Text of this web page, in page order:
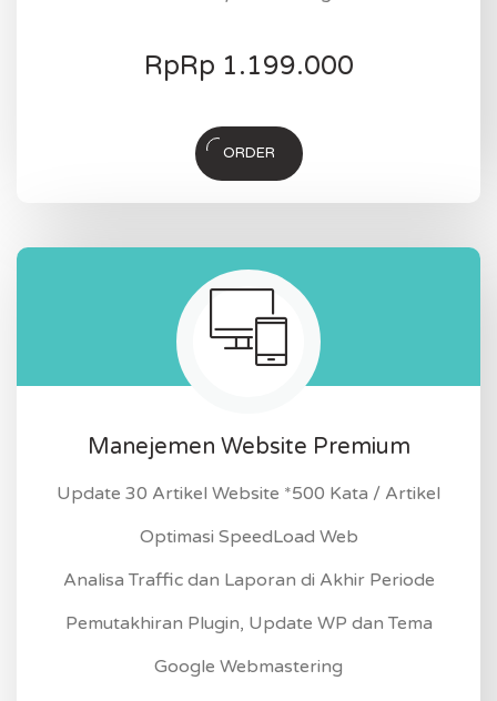
RpRp 1.199.000
ORDER
Manejemen Website Premium
Update 30 Artikel Website *500 Kata / Artikel
Optimasi SpeedLoad Web
Analisa Traffic dan Laporan di Akhir Periode
Pemutakhiran Plugin, Update WP dan Tema
Google Webmastering